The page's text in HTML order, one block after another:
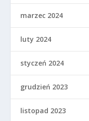
marzec 2024
luty 2024
styczeń 2024
grudzień 2023
listopad 2023